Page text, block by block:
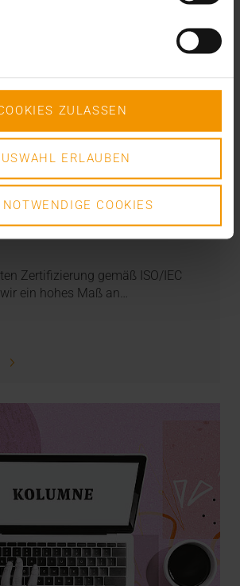
ZULASSEN
ERLAUBEN
COOKIES
durch ISO
Zertifizierung gemäß ISO/IEC
ein hohes Maß an…